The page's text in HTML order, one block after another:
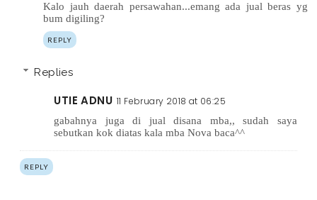
Kalo jauh daerah persawahan...emang ada jual beras yg
bum digiling?
REPLY
Replies
UTIE ADNU 11 February 2018 at 06:25
gabahnya juga di jual disana mba,, sudah saya
sebutkan kok diatas kala mba Nova baca^^
REPLY